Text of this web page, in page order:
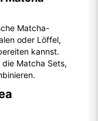
Matcha-
oder Löffel,
kannst.
Matcha Sets,